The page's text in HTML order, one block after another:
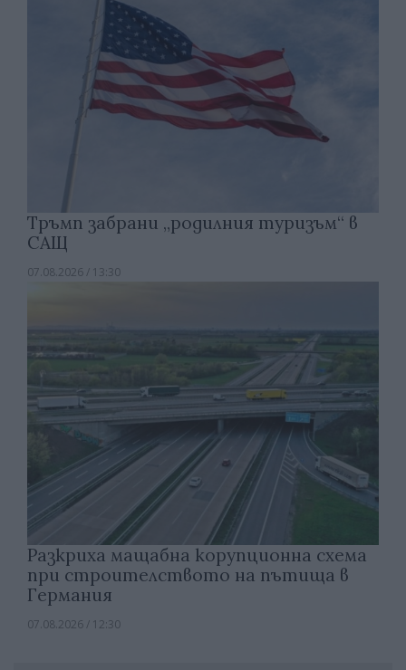
Тръмп забрани „родилния туризъм“ в
САЩ
07.08.2026 / 13:30
Разкриха мащабна корупционна схема
при строителството на пътища в
Германия
07.08.2026 / 12:30